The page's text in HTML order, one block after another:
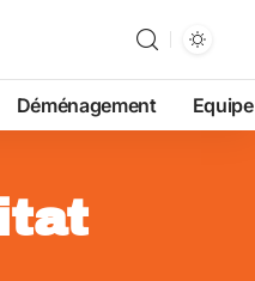
Déménagement